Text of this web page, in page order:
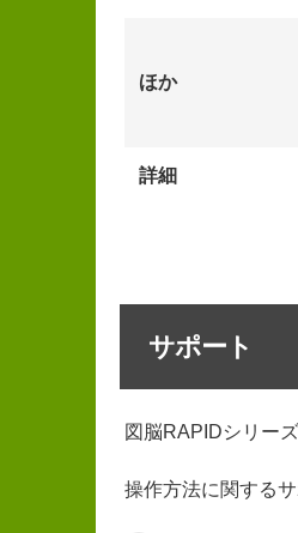
ほか
詳細
サポート
図脳RAPIDシリー
操作方法に関する